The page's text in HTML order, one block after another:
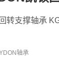
转支撑轴承
轴承